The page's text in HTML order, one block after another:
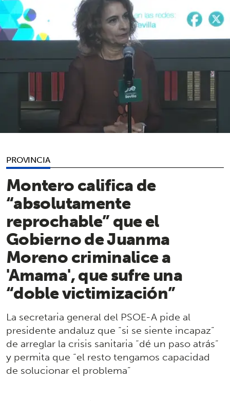
PROVINCIA
Montero califica de
“absolutamente
reprochable” que el
Gobierno de Juanma
Moreno criminalice a
'Amama', que sufre una
“doble victimización”
La secretaria general del PSOE-A pide al
presidente andaluz que “si se siente incapaz”
de arreglar la crisis sanitaria “dé un paso atrás”
y permita que “el resto tengamos capacidad
de solucionar el problema”